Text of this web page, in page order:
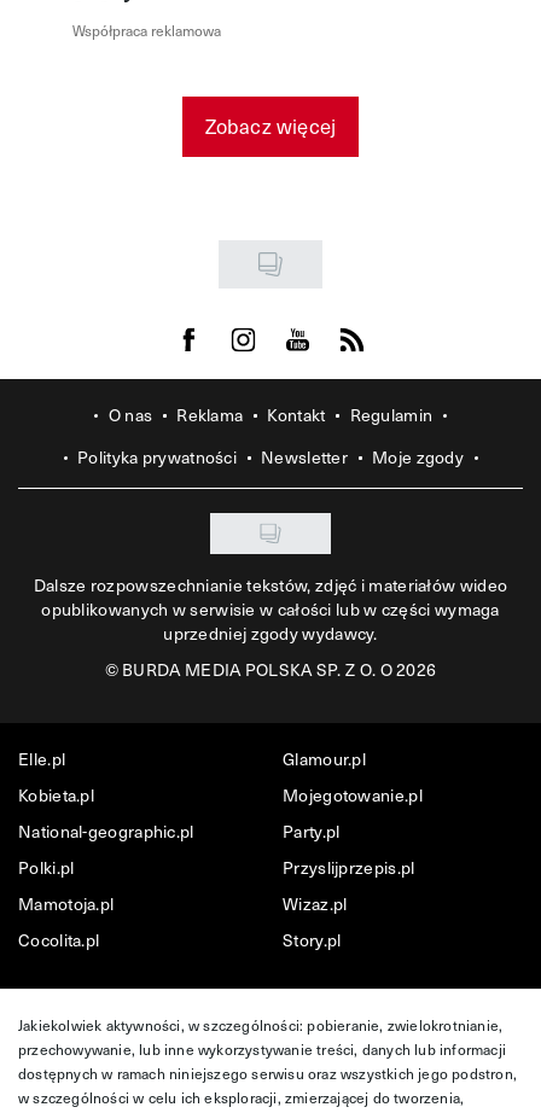
Współpraca reklamowa
Zobacz więcej
Visit us on Facebook
Visit us on Instagram
Visit us on Youtube
Visit us on Rss
O nas Reklama Kontakt
Regulamin
Polityka prywatności
Newsletter Moje zgody
Dalsze rozpowszechnianie tekstów, zdjęć i materiałów wideo
opublikowanych w serwisie w całości lub w części wymaga
uprzedniej zgody wydawcy.
©BURDA MEDIA POLSKA SP. Z O. O 2026
Elle.pl
Glamour.pl
Kobieta.pl
Mojegotowanie.pl
National-geographic.pl
Party.pl
Polki.pl
Przyslijprzepis.pl
Mamotoja.pl
Wizaz.pl
Cocolita.pl
Story.pl
Jakiekolwiek aktywności, w szczególności: pobieranie, zwielokrotnianie,
przechowywanie, lub inne wykorzystywanie treści, danych lub informacji
dostępnych w ramach niniejszego serwisu oraz wszystkich jego podstron,
w szczególności w celu ich eksploracji, zmierzającej do tworzenia,